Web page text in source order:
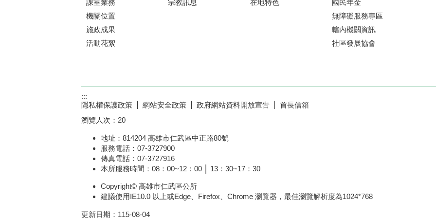
課室業務
機關位置
施政成果
活動花絮
宗教訊息 在地特色
國民年金
無障礙服務專區
轄內機關資訊
社區發展協會
:::
隱私權保護政策
網站安全政策 政府網站資料開放宣告
首長信箱
瀏覽人次： 20
地址：814204 高雄市仁武區中正路80號
服務電話：07-3727900
傳真電話：07-3727916
本所服務時間：08：00~12：00 │ 13：30~17：30
Copyright© 高雄市仁武區公所
建議使用IE10.0 以上或Edge、Firefox、Chrome 瀏覽器，最佳瀏覽解析度為1024*768
更新日期： 115-08-04